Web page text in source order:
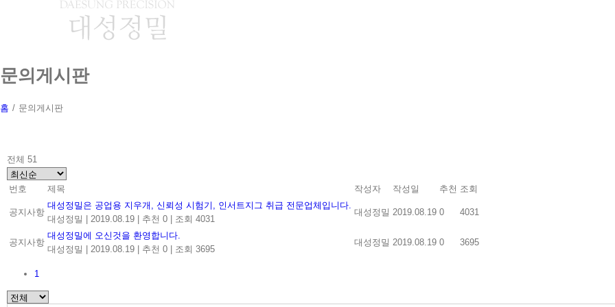
문의게시판
홈 / 문의게시판
전체 51
번호 제목 작성자 작성일 추천 조회
공지사항
대성정밀은 공업용 지우개, 신뢰성 시험기, 인서트지그 취급 전문업체입니다.
대성정밀
2019.08.19 추천 0 조회 4031
대성정밀 2019.08.19 0 4031
공지사항
대성정밀에 오신것을 환영합니다.
대성정밀
2019.08.19 추천 0 조회 3695
대성정밀 2019.08.19 0 3695
1